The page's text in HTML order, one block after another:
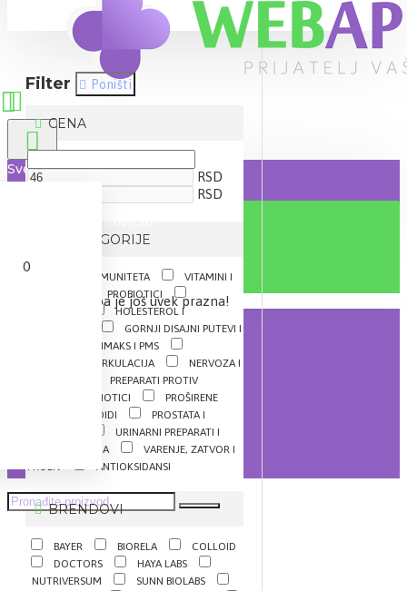
Sve
0
Vaša korpa je još uvek prazna!
Filter Poništi
CENA
RSD
RSD
IZ KATEGORIJE
JAČANJE IMUNITETA
VITAMINI I
PROBIOTICI
HOLESTEROL I
GORNJI DISAJNI PUTEVI I
KLIMAKS I PMS
MEMORIJA I CIRKULACIJA
NERVOZA I
PREPARATI PROTIV
KANDIDE, PROBIOTICI
PROŠIRENE
VENE I HEMOROIDI
PROSTATA I
URINARNI PREPARATI I
INKONTINENCIJA
VARENJE, ZATVOR I
PROLIV
ANTIOKSIDANSI
BRENDOVI
BAYER BIORELA
COLLOID
DOCTORS
HAYA LABS
NUTRIVERSUM
SUNN BIOLABS